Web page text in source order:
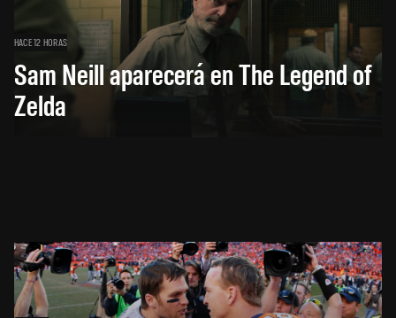
HACE 12 HORAS
Sam Neill aparecerá en The Legend of
Zelda